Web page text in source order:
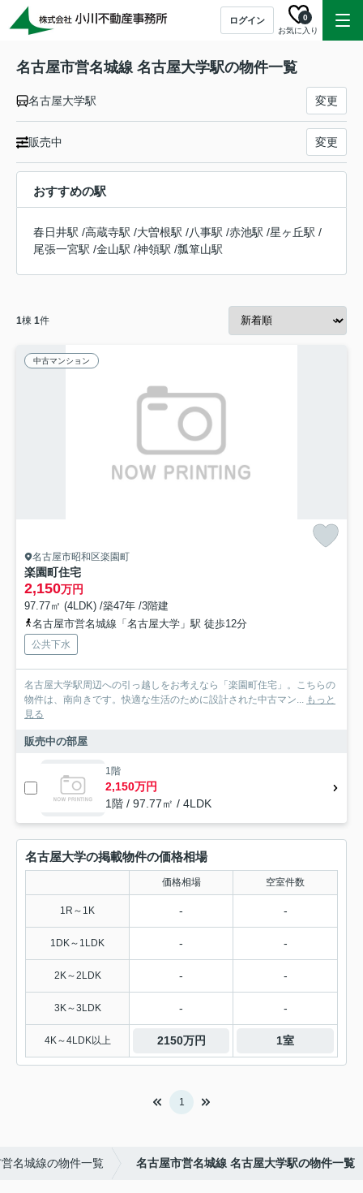
ログイン
お気に入り
0
名古屋市営名城線 名古屋大学駅の物件一覧
名古屋大学駅 変更
販売中 変更
おすすめの駅
春日井駅 /高蔵寺駅 /大曽根駅 /八事駅 /赤池駅 /星ヶ丘駅 /
尾張一宮駅 /金山駅 /神領駅 /瓢箪山駅
1棟 1件
中古マンション
名古屋市昭和区楽園町
楽園町住宅
2,150万円
97.77㎡ (4LDK) /築47年 /3階建
名古屋市営名城線「名古屋大学」駅 徒歩12分
公共下水
名古屋大学駅周辺への引っ越しをお考えなら「楽園町住宅」。こちらの
物件は、南向きです。快適な生活のために設計された中古マン... もっと
見る
販売中の部屋
1階
2,150万円
1階 / 97.77㎡ / 4LDK
名古屋大学の掲載物件の価格相場
価格相場 空室件数
1R～1K - -
1DK～1LDK - -
2K～2LDK - -
3K～3LDK - -
4K～4LDK以上 2150万円 1室
1
名城線の物件一覧 名古屋市営名城線 名古屋大学駅の物件一覧